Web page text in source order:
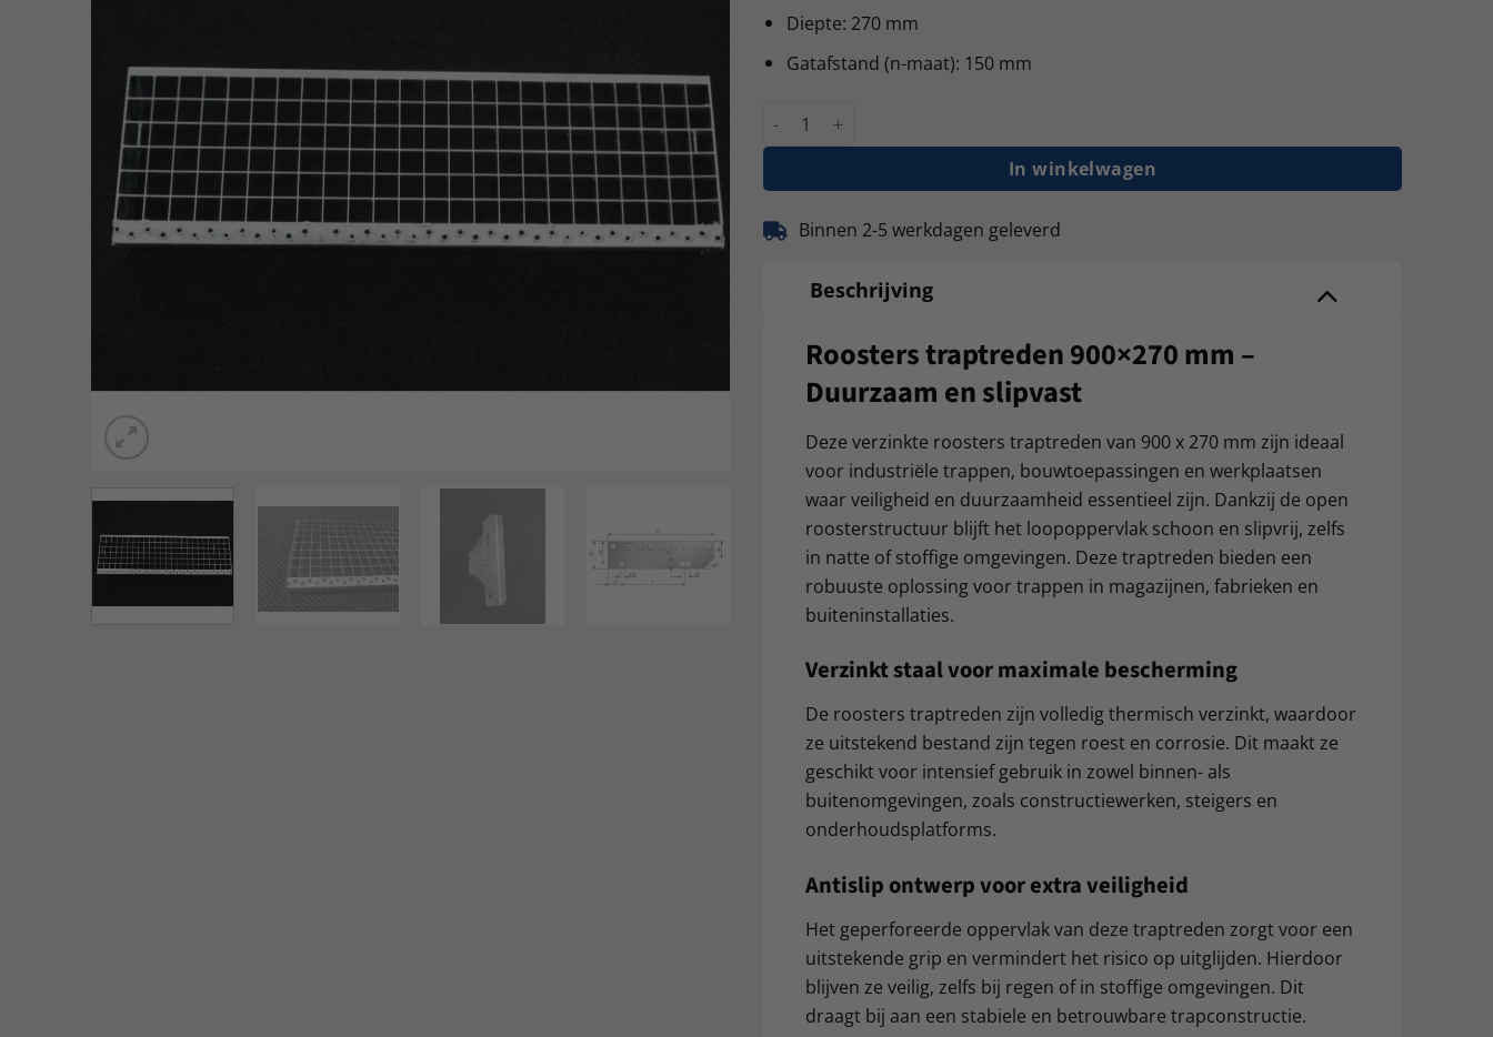
Diepte: 270 mm
Gatafstand (n-maat): 150 mm
Roostertreden, Traptreden, Traproosters 900x270 mm aantal
In winkelwagen
Binnen 2-5 werkdagen geleverd
Beschrijving
Roosters traptreden 900×270 mm –
Duurzaam en slipvast
Deze verzinkte roosters traptreden van 900 x 270 mm zijn ideaal
voor industriële trappen, bouwtoepassingen en werkplaatsen
waar veiligheid en duurzaamheid essentieel zijn. Dankzij de open
roosterstructuur blijft het loopoppervlak schoon en slipvrij, zelfs
in natte of stoffige omgevingen. Deze traptreden bieden een
robuuste oplossing voor trappen in magazijnen, fabrieken en
buiteninstallaties.
Verzinkt staal voor maximale bescherming
De roosters traptreden zijn volledig thermisch verzinkt, waardoor
ze uitstekend bestand zijn tegen roest en corrosie. Dit maakt ze
geschikt voor intensief gebruik in zowel binnen- als
buitenomgevingen, zoals constructiewerken, steigers en
onderhoudsplatforms.
Antislip ontwerp voor extra veiligheid
Het geperforeerde oppervlak van deze traptreden zorgt voor een
uitstekende grip en vermindert het risico op uitglijden. Hierdoor
blijven ze veilig, zelfs bij regen of in stoffige omgevingen. Dit
draagt bij aan een stabiele en betrouwbare trapconstructie.